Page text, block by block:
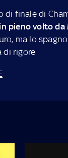
finale di
pieno volto da
ma lo
di rigore